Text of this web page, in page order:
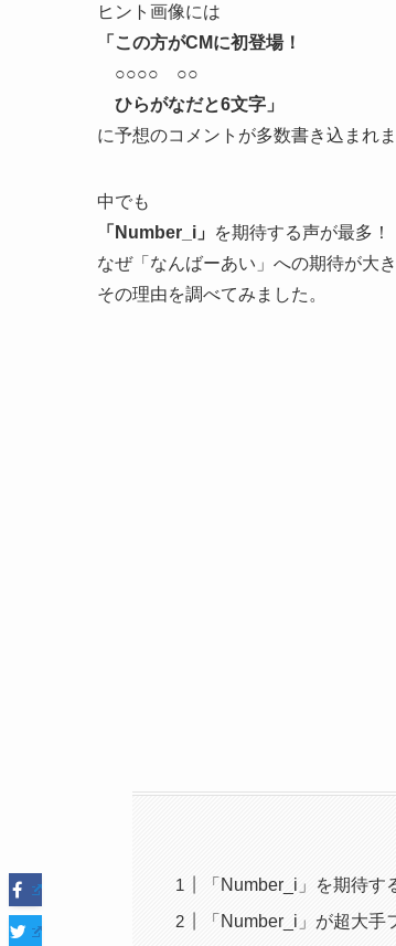
ヒント画像には
「この方がCMに初登場！
○○○○ ○○
ひらがなだと6文字」
に予想のコメントが多数書き込まれま
中でも
「Number_i」
を期待する声が最多！
なぜ「なんばーあい」への期待が大
その理由を調べてみました。
「Number_i」を期待す
「Number_i」が超大